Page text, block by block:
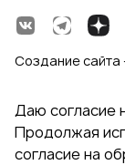
Создание
Даю согласие
Продолжая
согласие на